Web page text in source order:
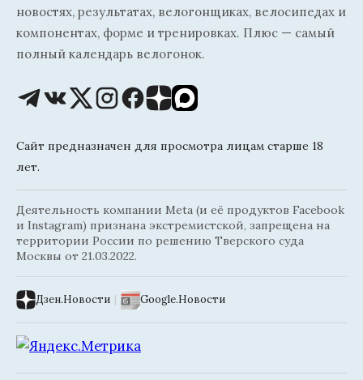
новостях, результатах, велогонщиках, велосипедах и
компонентах, форме и тренировках. Плюс — самый
полный календарь велогонок.
Сайт предназначен для просмотра лицам старше 18
лет.
Деятельность компании Meta (и её продуктов Facebook
и Instagram) признана экстремистской, запрещена на
территории России по решению Тверского суда
Москвы от 21.03.2022.
Дзен.Новости | Google.Новости